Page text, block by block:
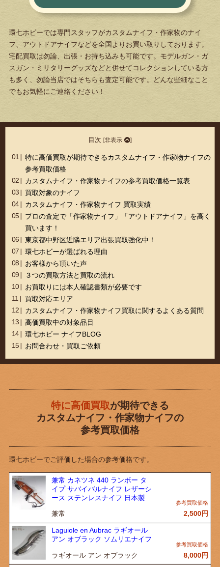
環七ホビーでは専門スタッフがカスタムナイフ・作家物のナイ
フ、アウトドアナイフなどを全国よりお買い取りしております。
宅配買取は勿論、出張・お持ち込みも可能です。モデルガン・ガ
スガン・ミリタリーグッズなどと併せてコレクションしている方
も多く、勿論当店ではそちらも査定可能です。どんな些細なこと
でもお気軽にご連絡ください！
目次 [非表示 ]
特に高価買取が期待できるカスタムナイフ・作家物ナイフの
参考買取価格
カスタムナイフ・作家物ナイフの参考買取価格一覧表
買取対象のナイフ
カスタムナイフ・作家物ナイフ 買取実績
プロの査定で「作家物ナイフ」「アウトドアナイフ」を高く
買います！
東京都中野区近隣エリア出張買取強化中！
環七ホビーが選ばれる理由
お客様から頂いた声
３つの買取方法と買取の流れ
お買取りには本人確認書類が必要です
買取対応エリア
カスタムナイフ・作家物ナイフ買取に関するよくある質問
高価買取中の対象品目
環七ホビー ナイフBLOG
お問合わせ・買取ご依頼
特に高価買取が期待できる
カスタムナイフ・作家物ナイフの
参考買取価格
環七ホビーでご評価した場合の参考価格です。
兼常 カネツネ 440 ランボー タ
イプ サバイバルナイフ レザーシ
ース ステンレスナイフ 日本製
兼常 2,500円
Laguiole en Aubrac ラギオール
アン オブラック ソムリエナイフ
ラギオール アン オブラック 8,000円